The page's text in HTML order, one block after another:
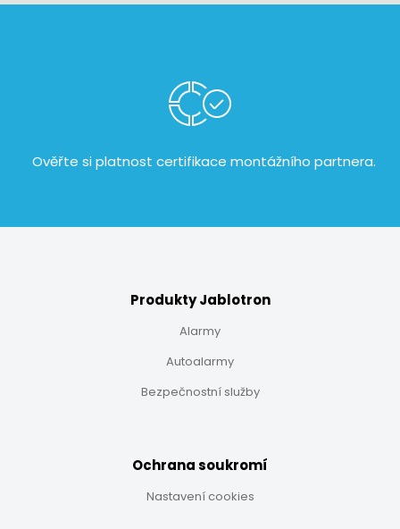
Ověřte si platnost certifikace montážního partnera.
Produkty Jablotron
Alarmy
Autoalarmy
Bezpečnostní služby
Ochrana soukromí
Nastavení cookies